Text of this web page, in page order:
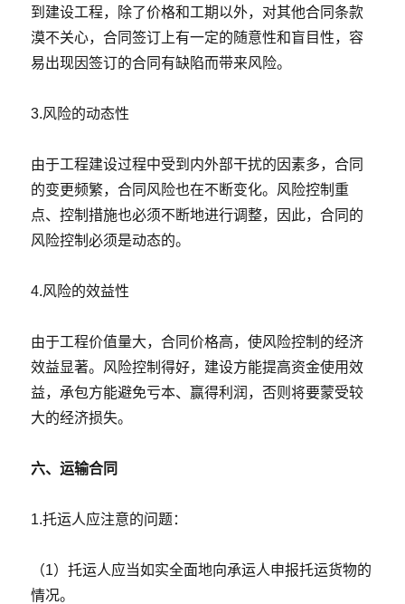
到建设工程，除了价格和工期以外，对其他合同条款
漠不关心，合同签订上有一定的随意性和盲目性，容
易出现因签订的合同有缺陷而带来风险。
3.风险的动态性
由于工程建设过程中受到内外部干扰的因素多，合同
的变更频繁，合同风险也在不断变化。风险控制重
点、控制措施也必须不断地进行调整，因此，合同的
风险控制必须是动态的。
4.风险的效益性
由于工程价值量大，合同价格高，使风险控制的经济
效益显著。风险控制得好，建设方能提高资金使用效
益，承包方能避免亏本、赢得利润，否则将要蒙受较
大的经济损失。
六、运输合同
1.托运人应注意的问题：
（1）托运人应当如实全面地向承运人申报托运货物的
情况。